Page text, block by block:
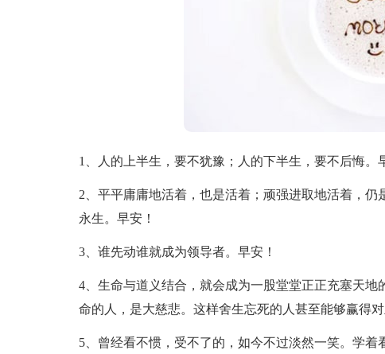
1、人的上半生，要不犹豫；人的下半生，要不后悔。
2、平平庸庸地活着，也是活着；顽强进取地活着，
永生。早安！
3、谁先动谁就成为领导者。早安！
4、生命与道义结合，就会成为一股堂堂正正充塞天
命的人，是大慈悲。这样舍生忘死的人甚至能够赢得
5、曾经看不惯，受不了的，如今不过淡然一笑。学着